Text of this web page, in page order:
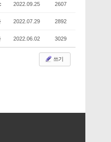
2022.09.25 2607
2022.07.29 2892
2022.06.02 3029
쓰기